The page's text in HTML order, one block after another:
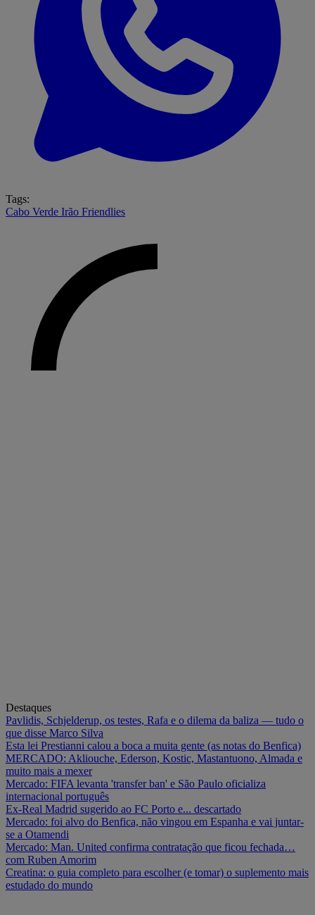
Tags:
Cabo Verde Irão Friendlies
Destaques
Pavlidis, Schjelderup, os testes, Rafa e o dilema da baliza — tudo o
que disse Marco Silva
Esta lei Prestianni calou a boca a muita gente (as notas do Benfica)
MERCADO: Akliouche, Ederson, Kostic, Mastantuono, Almada e
muito mais a mexer
Mercado: FIFA levanta 'transfer ban' e São Paulo oficializa
internacional português
Ex-Real Madrid sugerido ao FC Porto e... descartado
Mercado: foi alvo do Benfica, não vingou em Espanha e vai juntar-
se a Otamendi
Mercado: Man. United confirma contratação que ficou fechada…
com Ruben Amorim
Creatina: o guia completo para escolher (e tomar) o suplemento mais
estudado do mundo